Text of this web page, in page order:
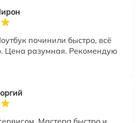
починили быстро, всё
Цена разумная. Рекомендую
Мастера быстро и